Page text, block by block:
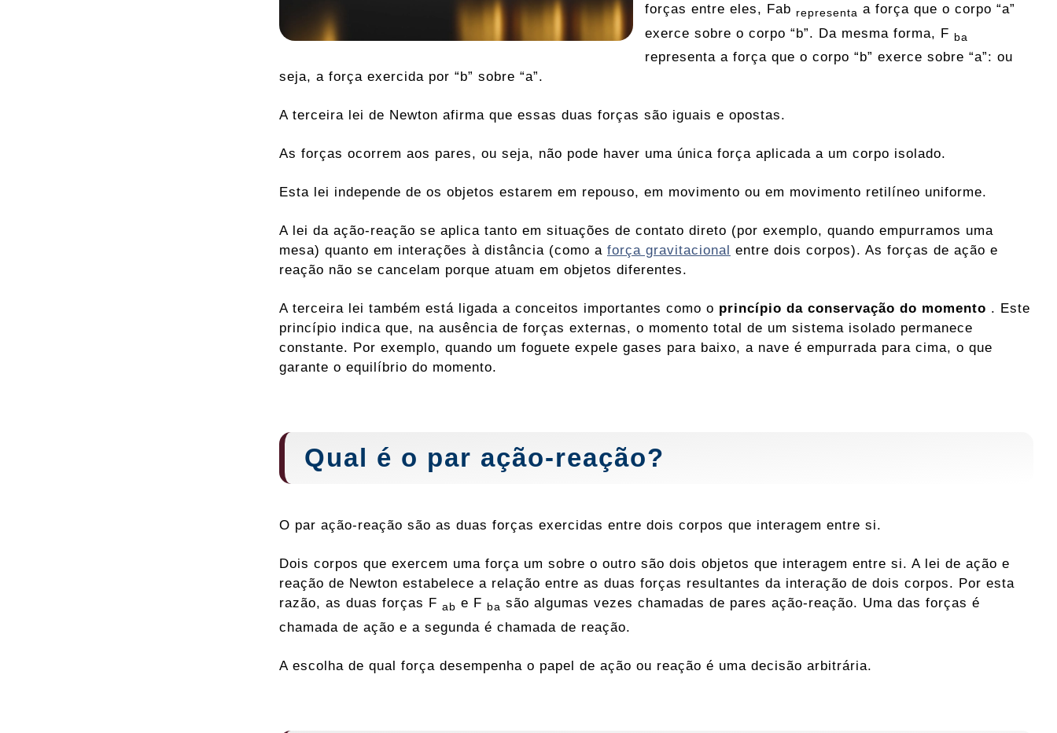
forças entre eles, Fab representa a força que o corpo “a”
exerce sobre o corpo “b”. Da mesma forma, F ba
representa a força que o corpo “b” exerce sobre “a”: ou
seja, a força exercida por “b” sobre “a”.
A terceira lei de Newton afirma que essas duas forças são iguais e opostas.
As forças ocorrem aos pares, ou seja, não pode haver uma única força aplicada a um corpo isolado.
Esta lei independe de os objetos estarem em repouso, em movimento ou em movimento retilíneo uniforme.
A lei da ação-reação se aplica tanto em situações de contato direto (por exemplo, quando empurramos uma
mesa) quanto em interações à distância (como a força gravitacional entre dois corpos). As forças de ação e
reação não se cancelam porque atuam em objetos diferentes.
A terceira lei também está ligada a conceitos importantes como o princípio da conservação do momento . Este
princípio indica que, na ausência de forças externas, o momento total de um sistema isolado permanece
constante. Por exemplo, quando um foguete expele gases para baixo, a nave é empurrada para cima, o que
garante o equilíbrio do momento.
Qual é o par ação-reação?
O par ação-reação são as duas forças exercidas entre dois corpos que interagem entre si.
Dois corpos que exercem uma força um sobre o outro são dois objetos que interagem entre si. A lei de ação e
reação de Newton estabelece a relação entre as duas forças resultantes da interação de dois corpos. Por esta
razão, as duas forças F ab e F ba são algumas vezes chamadas de pares ação-reação. Uma das forças é
chamada de ação e a segunda é chamada de reação.
A escolha de qual força desempenha o papel de ação ou reação é uma decisão arbitrária.